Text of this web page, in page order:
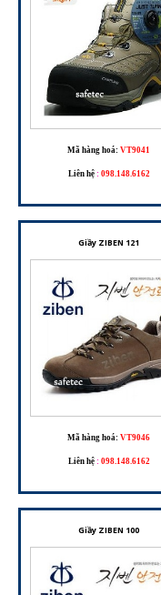
Mã hàng hoá: VT9041
Liên hệ : 098.148.6162
Giầy ZIBEN 121
Mã hàng hoá: VT9046
Liên hệ : 098.148.6162
Giầy ZIBEN 100